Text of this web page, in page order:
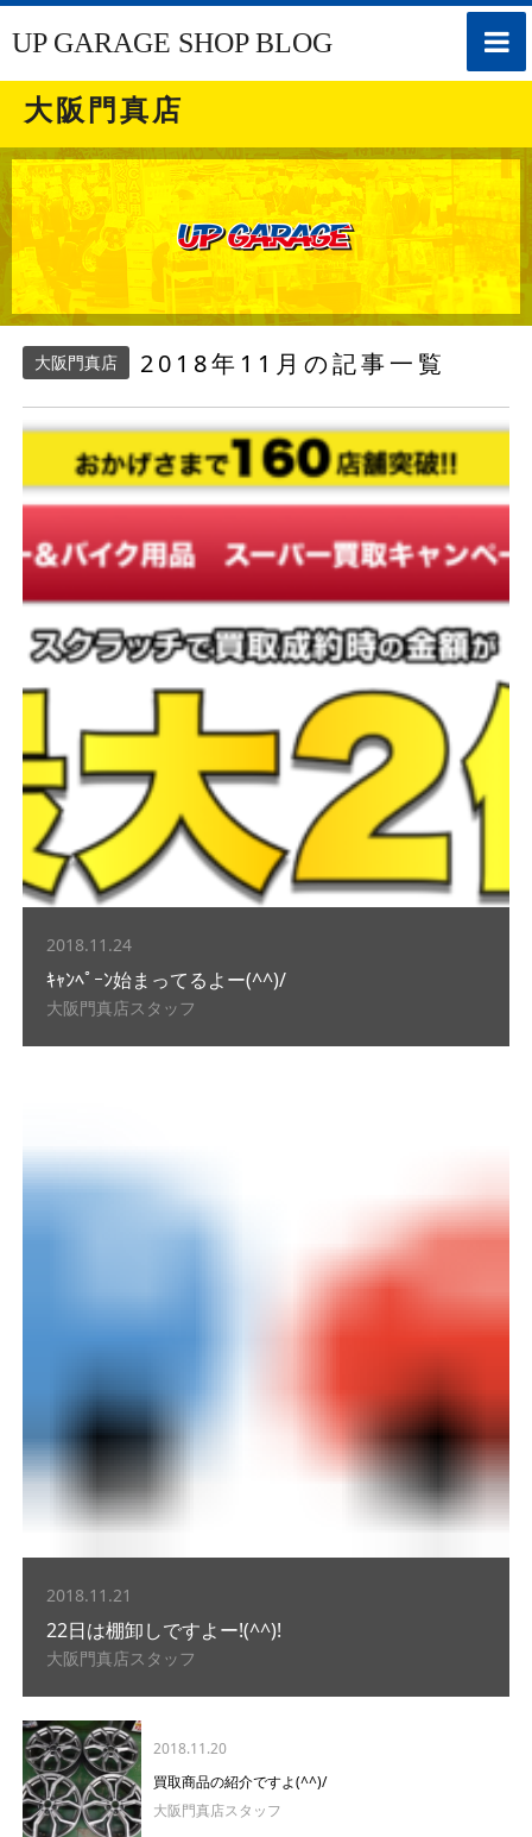
toggle
UP GARAGE SHOP BLOG
大阪門真店
大阪門真店 2018年11月の記事一覧
2018.11.24
ｷｬﾝﾍﾟｰﾝ始まってるよー(^^)/
大阪門真店スタッフ
2018.11.21
22日は棚卸しですよー!(^^)!
大阪門真店スタッフ
2018.11.20
買取商品の紹介ですよ(^^)/
大阪門真店スタッフ